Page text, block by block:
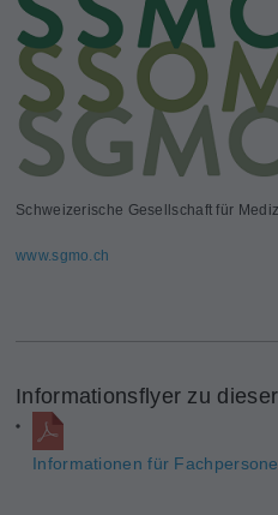
Schweizerische Gesellschaft für
www.sgmo.ch
Informationsflyer zu
Informationen für